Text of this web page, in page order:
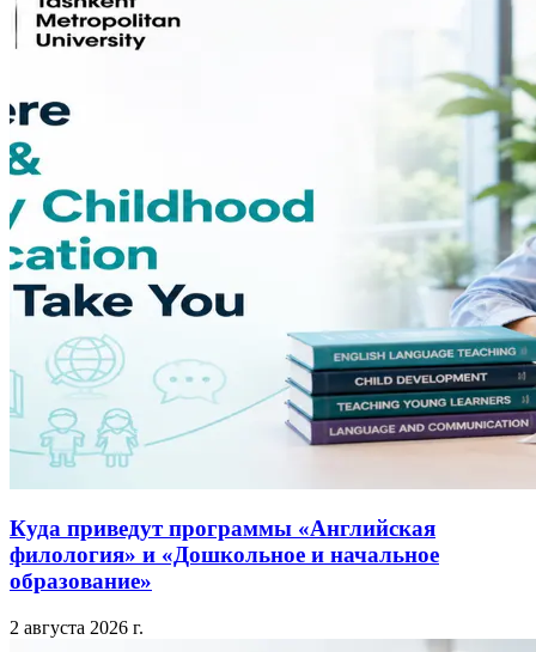
Куда приведут программы «Английская
филология» и «Дошкольное и начальное
образование»
2 августа 2026 г.